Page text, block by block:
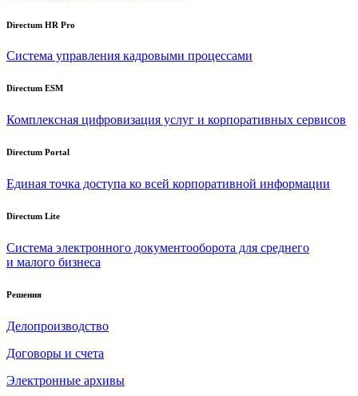
Directum HR Pro
Система управления кадровыми процессами
Directum ESM
Комплексная цифровизация услуг и корпоративных сервисов
Directum Portal
Единая точка доступа ко всей корпоративной информации
Directum Lite
Система электронного документооборота для среднего
и малого бизнеса
Решения
Делопроизводство
Договоры и счета
Электронные архивы